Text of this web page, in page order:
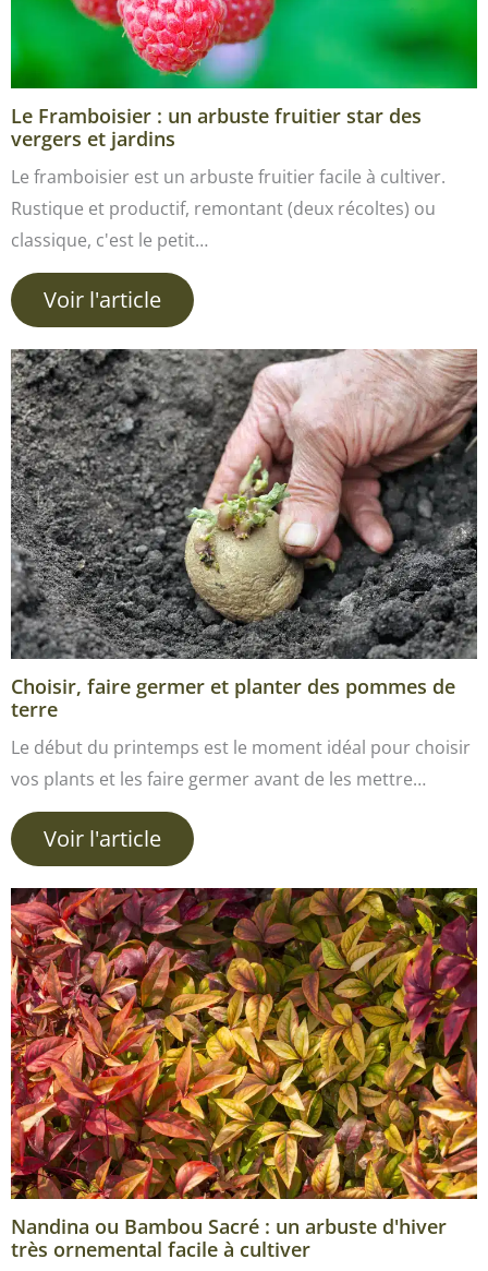
Le Framboisier : un arbuste fruitier star des
vergers et jardins
Le framboisier est un arbuste fruitier facile à cultiver.
Rustique et productif, remontant (deux récoltes) ou
classique, c'est le petit…
Voir l'article
Choisir, faire germer et planter des pommes de
terre
Le début du printemps est le moment idéal pour choisir
vos plants et les faire germer avant de les mettre…
Voir l'article
Nandina ou Bambou Sacré : un arbuste d'hiver
très ornemental facile à cultiver